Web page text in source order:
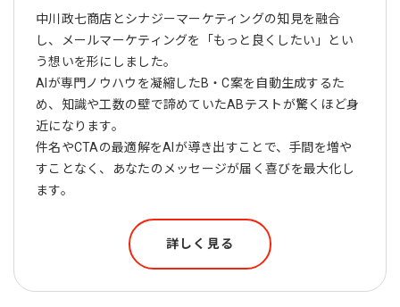
中川政七商店とシナジーマーケティングの知見を融合
し、メールマーケティングを「もっと良くしたい」とい
う想いを形にしました。
AIが専門ノウハウを凝縮したB・C案を自動生成するた
め、知識や工数の壁で諦めていたABテストが驚くほど身
近になります。
件名やCTAの最適解をAIが導き出すことで、手間を増や
すことなく、あなたのメッセージが届く喜びを最大化し
ます。
詳しく見る